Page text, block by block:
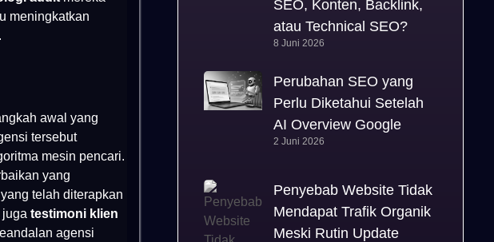
meningkatkan
awal yang
tersebut
mesin pencari.
yang
telah diterapkan
testimoni klien
agensi
SEO, Konten, Backlink,
atau Technical SEO?
8 Juni 2026
Perubahan SEO yang
Perlu Diketahui Setelah
AI Overview Google
2 Juni 2026
Penyebab Website Tidak
Mendapat Trafik Organik
Meski Rutin Update